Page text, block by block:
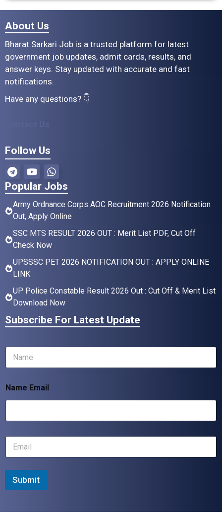
About Us
Bharat Sarkari Job is a trusted platform for latest
government job updates, admit cards, results, and
answer keys. Stay updated with accurate and fast
notifications.
Have any questions? 👇
Follow Us
Popular Jobs
Army Ordnance Corps AOC Recruitment 2026 Notification
Out, Apply Online
SSC MTS RESULT 2026 OUT : Merit List PDF, Cut Off
Check Now
UPSSSC PET 2026 NOTIFICATION OUT : APPLY ONLINE
LINK
UP Police Constable Result 2026 Out : Cut Off & Merit List
Download Now
Subscribe For Latest Update
N
m
*Name Email
E
a
i
*
Submit